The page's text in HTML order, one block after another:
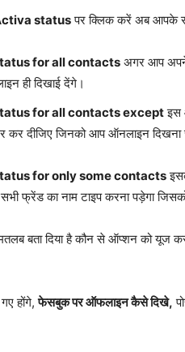
statusपर क्लिक करें अब आपके
for all contacts अगर आप
ही दिखाई देंगे।
for all contacts exceptइस
दीजिए जिनको आप ऑनलाइन दिखना
for only some contacts
फ्रेंड का नाम टाइप करना पड़ेगा
बता दिया है कौन से ऑप्शन को यूज
होंगे,फेसबुक पर ऑफलाइन कैसे दिखे,